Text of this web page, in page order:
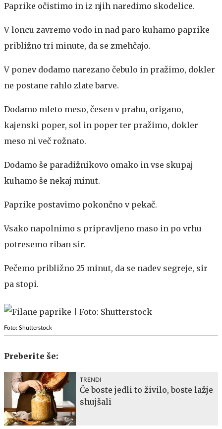
Paprike očistimo in iz njih naredimo skodelice.
V loncu zavremo vodo in nad paro kuhamo paprike
približno tri minute, da se zmehčajo.
V ponev dodamo narezano čebulo in pražimo, dokler
ne postane rahlo zlate barve.
Dodamo mleto meso, česen v prahu, origano,
kajenski poper, sol in poper ter pražimo, dokler
meso ni več rožnato.
Dodamo še paradižnikovo omako in vse skupaj
kuhamo še nekaj minut.
Paprike postavimo pokončno v pekač.
Vsako napolnimo s pripravljeno maso in po vrhu
potresemo riban sir.
Pečemo približno 25 minut, da se nadev segreje, sir
pa stopi.
Foto: Shutterstock
Preberite še:
TRENDI
Če boste jedli to živilo, boste lažje
shujšali